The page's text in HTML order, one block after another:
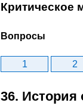
Критическое
Вопросы
1 2
36. История